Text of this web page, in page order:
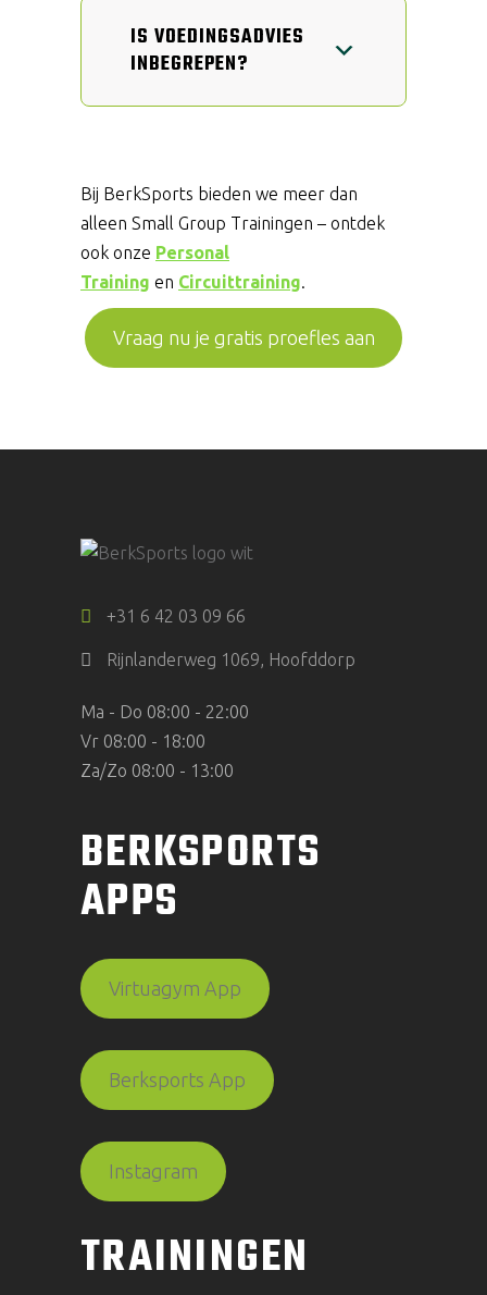
IS VOEDINGSADVIES
INBEGREPEN?
Bij BerkSports bieden we meer dan
alleen Small Group Trainingen – ontdek
ook onze Personal
Training en Circuittraining.
Vraag nu je gratis proefles aan
+31 6 42 03 09 66
Rijnlanderweg 1069, Hoofddorp
Ma - Do 08:00 - 22:00
Vr 08:00 - 18:00
Za/Zo 08:00 - 13:00
BERKSPORTS
APPS
Virtuagym App
Berksports App
Instagram
TRAININGEN